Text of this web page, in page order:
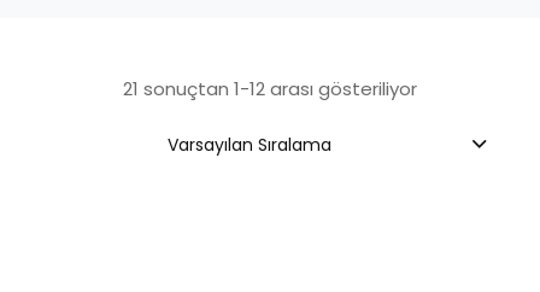
21 sonuçtan 1-12 arası gösteriliyor
Varsayılan Sıralama